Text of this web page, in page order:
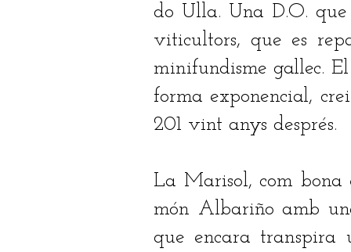
do Ulla. Una D.O.
viticultors, que es
minifundisme gallec.
forma exponencial,
201 vint anys després.
La Marisol, com bona
món Albariño amb
que encara transpira